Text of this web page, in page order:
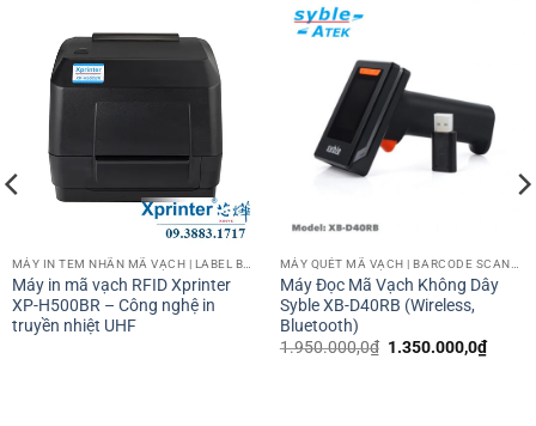
Máy in mã vạch RFID Xprinter
XP-H500BR – Công nghệ in
truyền nhiệt UHF
Máy Đọc Mã Vạch Không Dây
Syble XB-D40RB (Wireless,
Bluetooth)
1.950.000,0₫ Giá
1.350.000,0₫Giá
hiện